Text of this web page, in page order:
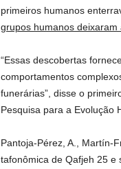
primeiros humanos
grupos humanos deixaram
“Essas descobertas
comportamentos
funerárias”, disse o
Pesquisa para a Evolução
Pantoja-Pérez, A., Martín-
tafonômica de Qafjeh 25 e